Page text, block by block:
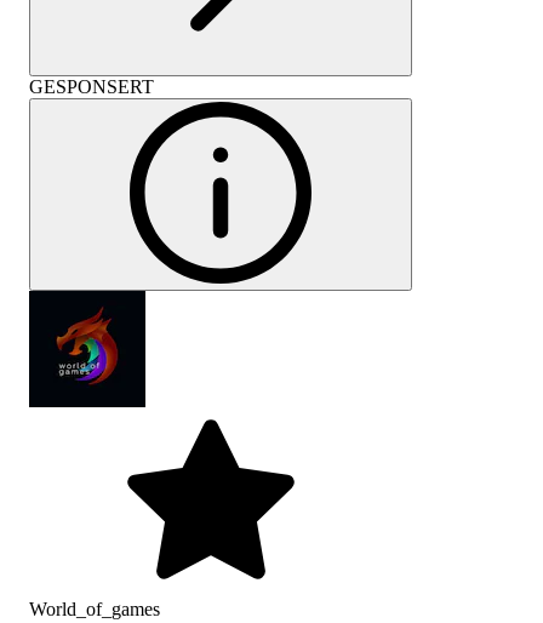
GESPONSERT
World_of_games